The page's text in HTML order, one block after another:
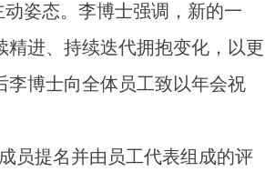
姿态。李博士强调，新的一
进、持续迭代拥抱变化，以更
李博士向全体员工致以年会祝
员提名并由员工代表组成的评